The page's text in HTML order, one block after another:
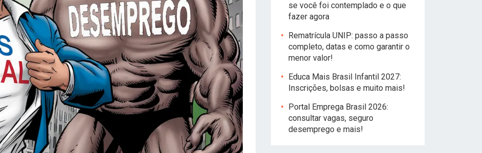
se você foi contemplado e o que
fazer agora
Rematrícula UNIP: passo a passo
completo, datas e como garantir o
menor valor!
Educa Mais Brasil Infantil 2027:
Inscrições, bolsas e muito mais!
Portal Emprega Brasil 2026:
consultar vagas, seguro
desemprego e mais!